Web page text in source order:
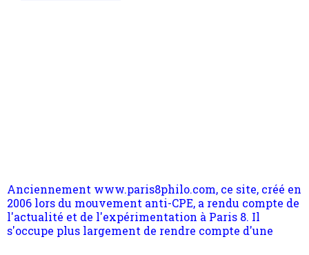
l'actualité et de l'expérimentation à Paris 8. Il
s'occupe plus largement de rendre compte d'une
transformation dans les paradigmes philosophiques
suivant la pensée du Dehors ou du Surpli, omme la
nomme les métaphysiciens classique. Nous avons